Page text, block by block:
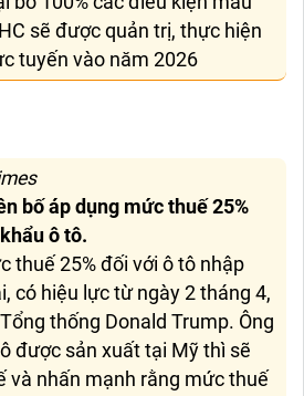
sẽ được quản trị, thực hiện
tuyến vào năm 2026
bố áp dụng mức thuế 25%
ô tô.
thuế 25% đối với ô tô nhập
có hiệu lực từ ngày 2 tháng 4,
thống Donald Trump. Ông
được sản xuất tại Mỹ thì sẽ
và nhấn mạnh rằng mức thuế